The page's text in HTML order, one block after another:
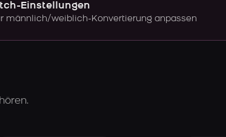
Einstellungen
männlich/weiblich-Konvertierung anpassen